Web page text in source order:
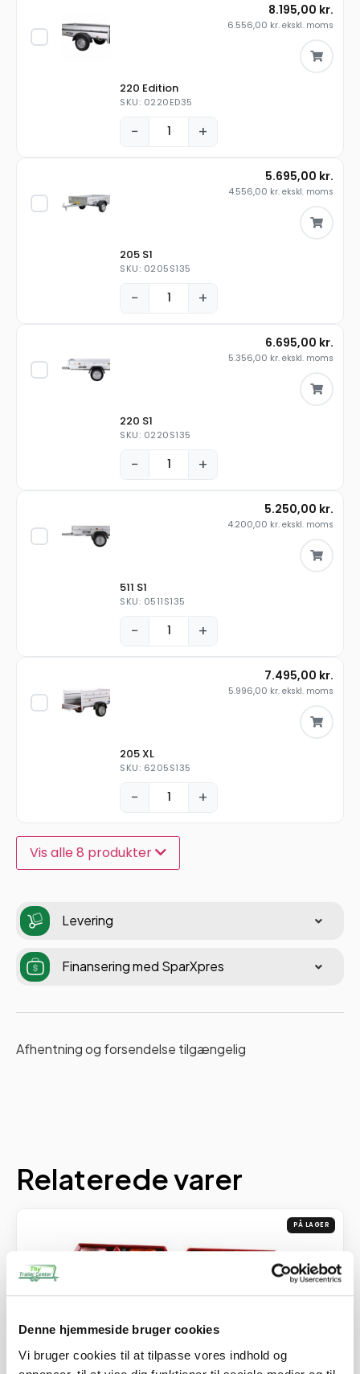
Denne hjemmeside bruger cookies
Vi bruger cookies til at tilpasse vores indhold og
220 Edition
SKU: 0220ED35
− +
8.195,00 kr.
6.556,00 kr. ekskl. moms
205 S1
SKU: 0205S135
− +
5.695,00 kr.
4.556,00 kr. ekskl. moms
220 S1
SKU: 0220S135
− +
6.695,00 kr.
5.356,00 kr. ekskl. moms
511 S1
SKU: 0511S135
− +
5.250,00 kr.
4.200,00 kr. ekskl. moms
205 XL
SKU: 6205S135
− +
7.495,00 kr.
5.996,00 kr. ekskl. moms
Vis alle 8 produkter
Levering
Finansering med SparXpres
Afhentning og forsendelse tilgængelig
Relaterede varer
PÅ LAGER